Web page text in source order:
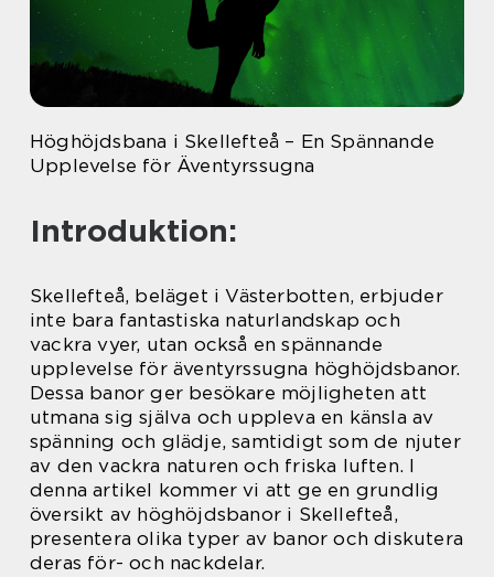
Höghöjdsbana i Skellefteå – En Spännande
Upplevelse för Äventyrssugna
Introduktion:
Skellefteå, beläget i Västerbotten, erbjuder
inte bara fantastiska naturlandskap och
vackra vyer, utan också en spännande
upplevelse för äventyrssugna höghöjdsbanor.
Dessa banor ger besökare möjligheten att
utmana sig själva och uppleva en känsla av
spänning och glädje, samtidigt som de njuter
av den vackra naturen och friska luften. I
denna artikel kommer vi att ge en grundlig
översikt av höghöjdsbanor i Skellefteå,
presentera olika typer av banor och diskutera
deras för- och nackdelar.